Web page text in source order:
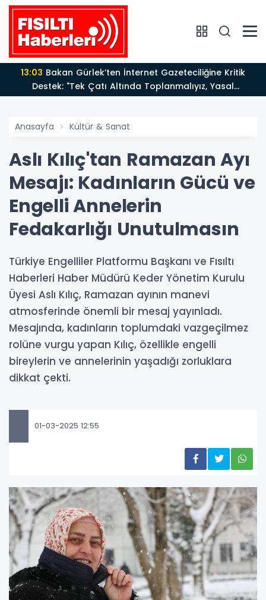
13:03
Destek: "Tek Çatı Altında Toplanmalıyız, Yasal
Düzenlemeye Hazırız"
Anasayfa Kültür & Sanat
Aslı Kılıç'tan Ramazan Ayı
Mesajı: Kadınların Gücü ve
Engelli Annelerin
Fedakarlığı Unutulmasın
Türkiye Engelliler Platformu Başkanı ve Fısıltı
Haberleri Haber Müdürü Keder Yönetim Kurulu
Üyesi Aslı Kılıç, Ramazan ayının manevi
atmosferinde önemli bir mesaj yayınladı.
Mesajında, kadınların toplumdaki vazgeçilmez
rolüne vurgu yapan Kılıç, özellikle engelli
bireylerin ve annelerinin yaşadığı zorluklara
dikkat çekti.
01-03-2025 12:55